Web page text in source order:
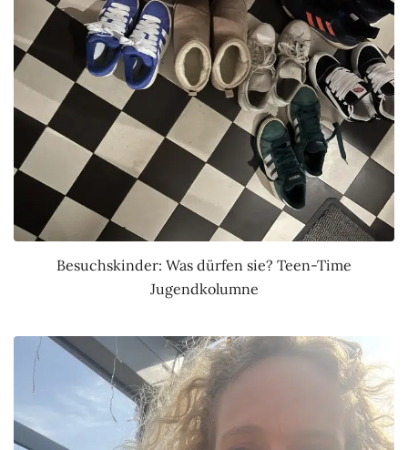
Besuchskinder: Was dürfen sie? Teen-Time
Jugendkolumne